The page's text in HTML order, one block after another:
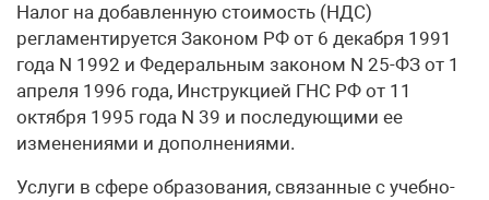
Налог на добавленную стоимость (НДС)
регламентируется Законом РФ от 6 декабря 1991
года N 1992 и Федеральным законом N 25-ФЗ от 1
апреля 1996 года, Инструкцией ГНС РФ от 11
октября 1995 года N 39 и последующими ее
изменениями и дополнениями.
Услуги в сфере образования, связанные с учебно-